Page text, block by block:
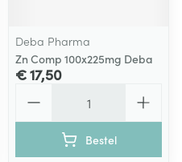
Deba Pharma
Zn Comp 100x225mg Deba
€ 17,50
Bestel